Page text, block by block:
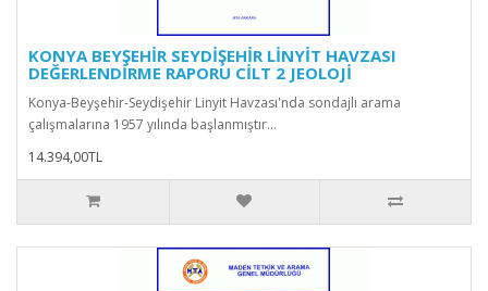
KONYA BEYŞEHİR SEYDİŞEHİR LİNYİT HAVZASI
DEĞERLENDİRME RAPORU CİLT 2 JEOLOJİ
Konya-Beyşehir-Seydişehir Linyit Havzası'nda sondajlı arama
çalışmalarına 1957 yılında başlanmıştır...
14.394,00TL